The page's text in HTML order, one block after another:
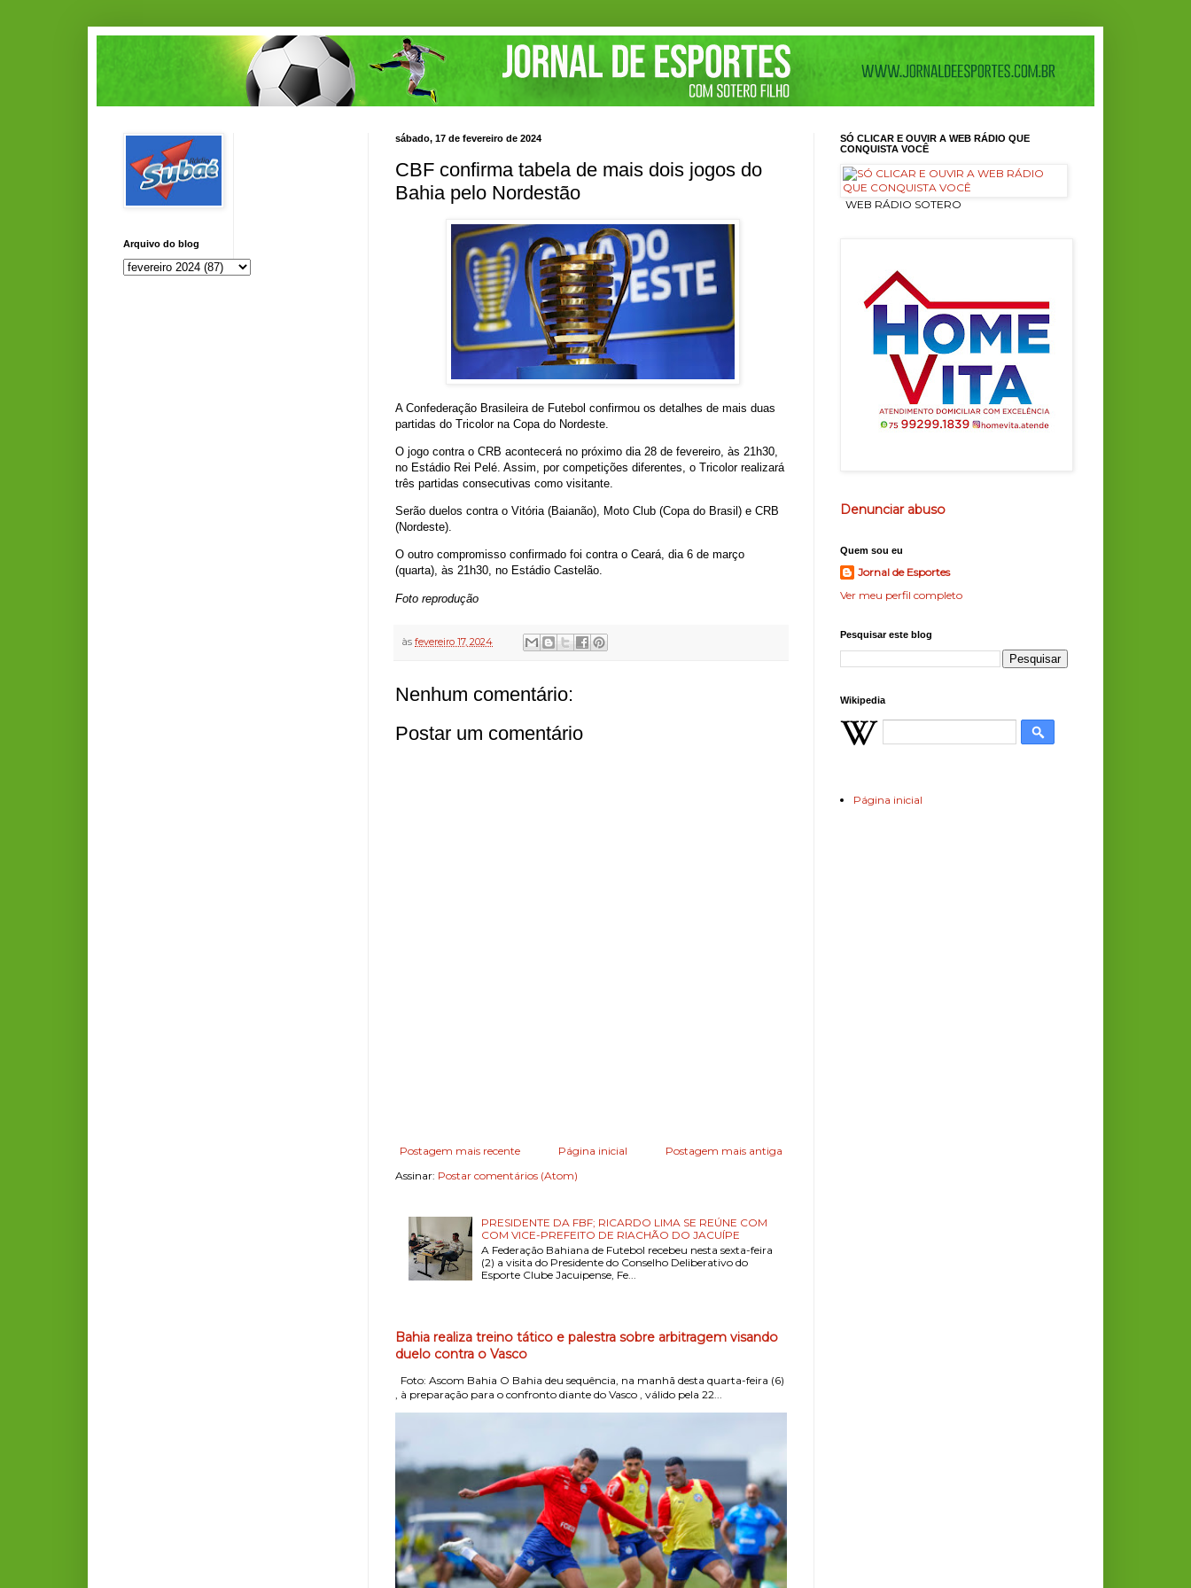
sábado, 17 de fevereiro de 2024
CBF confirma tabela de mais dois jogos do
Bahia pelo Nordestão
A Confederação Brasileira de Futebol confirmou os detalhes de mais duas
partidas do Tricolor na Copa do Nordeste.
O jogo contra o CRB acontecerá no próximo dia 28 de fevereiro, às 21h30,
no Estádio Rei Pelé. Assim, por competições diferentes, o Tricolor realizará
três partidas consecutivas como visitante.
Serão duelos contra o Vitória (Baianão), Moto Club (Copa do Brasil) e CRB
(Nordeste).
O outro compromisso confirmado foi contra o Ceará, dia 6 de março
(quarta), às 21h30, no Estádio Castelão.
Foto reprodução
às fevereiro 17, 2024
Nenhum comentário:
Postar um comentário
Postagem mais recente Postagem mais antiga
Página inicial
Assinar: Postar comentários (Atom)
PRESIDENTE DA FBF; RICARDO LIMA SE REÚNE COM
COM VICE-PREFEITO DE RIACHÃO DO JACUÍPE
A Federação Bahiana de Futebol recebeu nesta sexta-feira
(2) a visita do Presidente do Conselho Deliberativo do
Esporte Clube Jacuipense, Fe...
Bahia realiza treino tático e palestra sobre arbitragem visando
duelo contra o Vasco
Foto: Ascom Bahia O Bahia deu sequência, na manhã desta quarta-feira (6)
, à preparação para o confronto diante do Vasco , válido pela 22...
Arquivo do blog
SÓ CLICAR E OUVIR A WEB RÁDIO QUE
CONQUISTA VOCÊ
ㅤ WEB RÁDIO SOTERO
Denunciar abuso
Quem sou eu
Jornal de Esportes
Ver meu perfil completo
Pesquisar este blog
Wikipedia
Página inicial